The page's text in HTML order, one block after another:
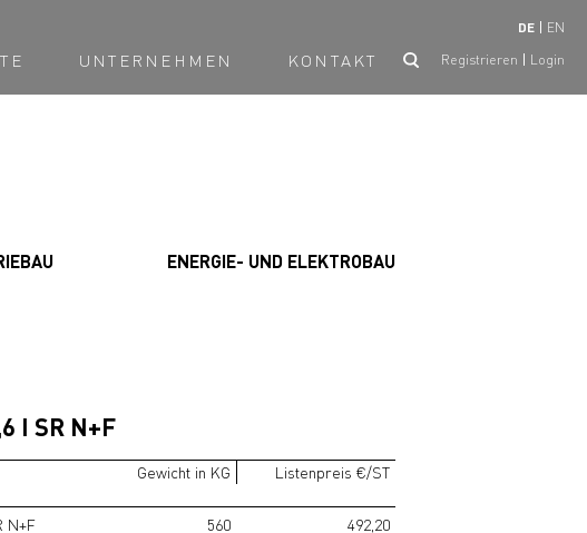
DE EN
UNTERNEHMEN KONTAKT Registrieren Login
ENERGIE- UND ELEKTROBAU
I SR N+F
Gewicht in KG Listenpreis €/ST
N+F 560 492,20